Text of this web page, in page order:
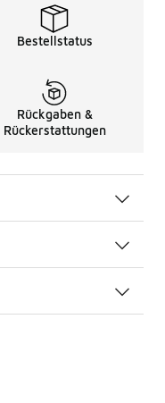
Bestellstatus
Rückgaben &
Rückerstattungen